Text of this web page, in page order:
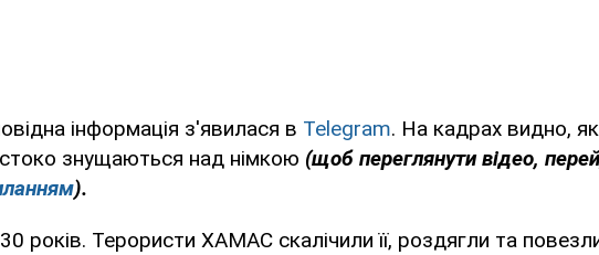
інформація з'явилася в Telegram. На кадрах видно,
знущаються над німкою (щоб переглянути відео,
).
років. Терористи ХАМАС скалічили її, роздягли та